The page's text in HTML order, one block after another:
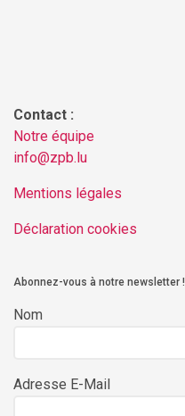
Contact :
Notre équipe
info@zpb.lu
Mentions légales
Déclaration cookies
Abonnez-vous à notre newsletter !
Nom
Adresse E-Mail